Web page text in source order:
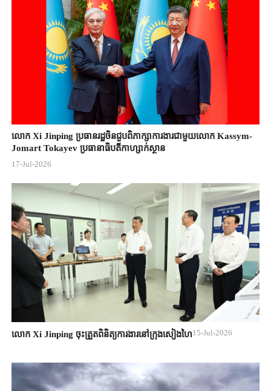
លោក Xi Jinping ប្រធានរដ្ឋចិន​ជួបពិភាក្សា​ការងារជាមួយ​លោក Kassym-
Jomart ​Tokayev ​ប្រធានាធិបតី​កាហ្សាក់ស្ថាន​
17-Jul-2026
លោក Xi Jinping ចុះត្រួតពិនិត្យការងារនៅក្រុងសៀងហៃ15-Jul-2026